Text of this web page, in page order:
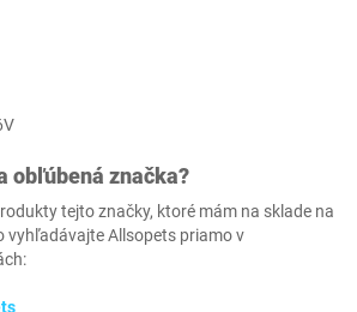
obľúbená značka?
tejto značky, ktoré mám na sklade na
vyhľadávajte Allsopets priamo v